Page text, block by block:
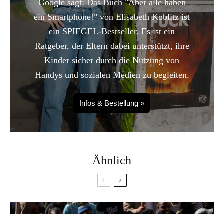
Google sagt: Das Buch "Aber alle haben
ein Smartphone!" von Elisabeth Koblitz ist
ein SPIEGEL-Bestseller. Es ist ein
Ratgeber, der Eltern dabei unterstützt, ihre
Kinder sicher durch die Nutzung von
Handys und sozialen Medien zu begleiten.
Infos & Bestellung »
Ähnlich